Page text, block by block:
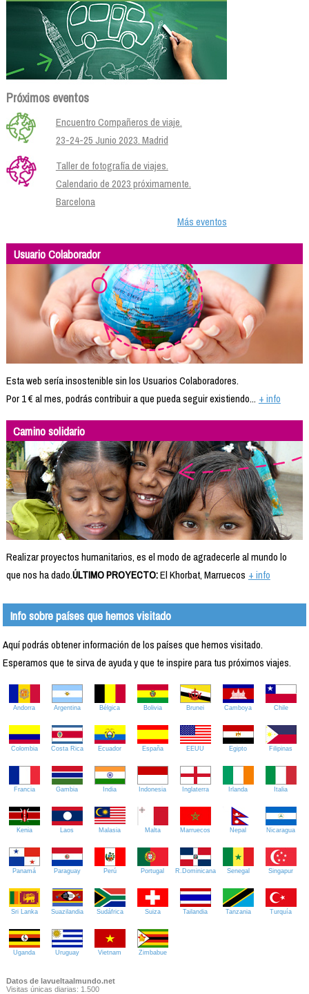
Próximos eventos
Encuentro Compañeros de viaje.
23-24-25 Junio 2023. Madrid
Taller de fotografía de viajes.
Calendario de 2023 próximamente.
Barcelona
Más eventos
Usuario Colaborador
Esta web sería insostenible sin los Usuarios Colaboradores.
Por 1 € al mes, podrás contribuir a que pueda seguir existiendo... + info
Camino solidario
Realizar proyectos humanitarios, es el modo de agradecerle al mundo lo
que nos ha dado.ÚLTIMO PROYECTO:El Khorbat, Marruecos + info
Info sobre países que hemos visitado
Aquí podrás obtener información de los países que hemos visitado.
Esperamos que te sirva de ayuda y que te inspire para tus próximos viajes.
Andorra Argentina Bélgica Bolivia Brunei Camboya Chile
Colombia Costa Rica Ecuador España EEUU Egipto Filipinas
Francia Gambia India Indonesia Inglaterra Irlanda Italia
Kenia Laos Malasia Malta Marruecos Nepal Nicaragua
Panamá Paraguay Perú Portugal R.Dominicana Senegal Singapur
Sri Lanka Suazilandia Sudáfrica Suiza Tailandia Tanzania Turquía
Uganda Uruguay Vietnam Zimbabue
Datos de lavueltaalmundo.net
Visitas únicas diarias: 1.500